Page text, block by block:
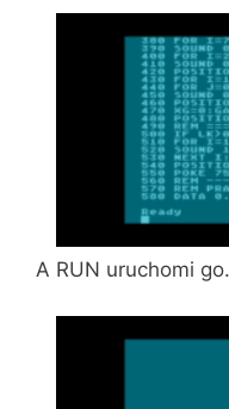
A RUN uruchomi go.